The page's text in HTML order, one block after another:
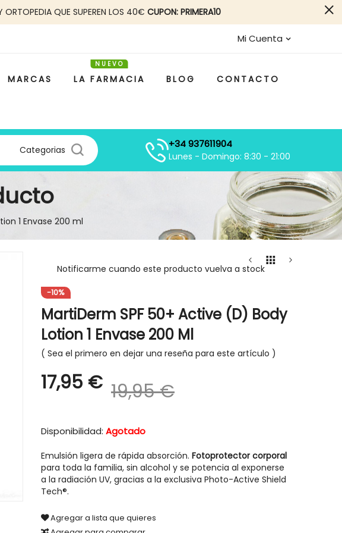
ORTOPEDIA QUE SUPEREN LOS 40€ CUPON: PRIMERA10
Mi Cuenta
MARCAS LA FARMACIA BLOG CONTACTO
Categorias +34 937611904
Lunes - Domingo: 8:30 - 21:00
1 Envase 200 ml
Notificarme cuando este producto vuelva a stock
-10%
MartiDerm SPF 50+ Active (D) Body
Lotion 1 Envase 200 Ml
Sea el primero en dejar una reseña para este artículo
17,95 € 19,95 €
Disponibilidad: Agotado
Emulsión ligera de rápida absorción. Fotoprotector corporal
para toda la familia, sin alcohol y se potencia al exponerse
a la radiación UV, gracias a la exclusiva Photo-Active Shield
Tech®.
Agregar a lista que quieresHIGIENE Y SALUD
-30%